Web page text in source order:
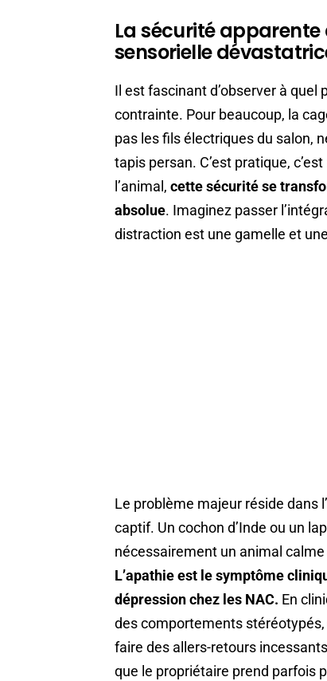
La sécurité
sensorielle
Il est fascinant d’observer à quel
contrainte. Pour beaucoup, la
pas les fils électriques du salon,
tapis persan. C’est pratique,
l’animal, cette sécurité se
absolue. Imaginez passer
distraction est une gamelle et
Le problème majeur réside dans
captif. Un cochon d’Inde ou un
nécessairement un animal
L’apathie est le symptôme
dépression chez les NAC. En
des comportements
faire des allers-retours
que le propriétaire prend parfois